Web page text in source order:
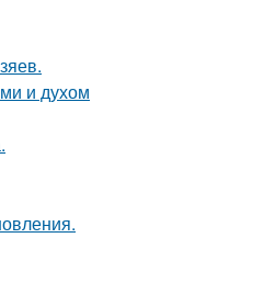
и духом